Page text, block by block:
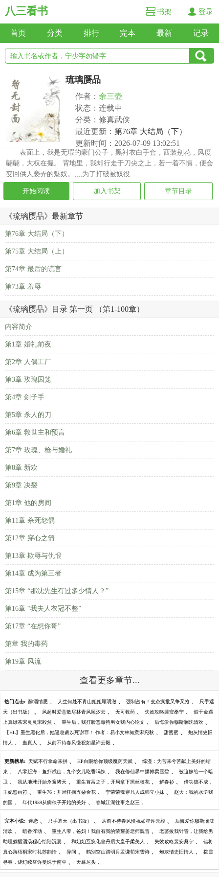
八三看书 书架 登录
首页 分类 排行 完本 最新 记录
琉璃赝品
作者： 余三壶
状态：连载中
分类：修真武侠
最近更新： 第76章 大结局（下）
更新时间：2026-07-09 13:02:51
表面上，我是无瑕的豪门公子，黑衬衣白手套，西装别花，风度
翩翩，大权在握。 背地里，我却行走于刀尖之上，若一着不慎，便会
变回供人亵弄的魅奴。;;;;为了打破被奴役...
开始阅读 加入书架 章节目录
《琉璃赝品》最新章节
第76章 大结局（下）
第75章 大结局（上）
第74章 最后的谎言
第73章 羞辱
《琉璃赝品》目录 第一页 （第1-100章）
内容简介
第1章 婚礼前夜
第2章 人偶工厂
第3章 玫瑰囚笼
第4章 刽子手
第5章 杀人的刀
第6章 救世主和预言
第7章 玫瑰、枪与婚礼
第8章 新欢
第9章 决裂
第1章 他的房间
第11章 杀死怨偶
第12章 穿心之箭
第13章 欺辱与仇恨
第14章 成为第三者
第15章 “那沈先生有过多少情人？”
第16章 “我夫人衣冠不整”
第17章 “在想你哥”
第章 我的毒药
第19章 风流
查看更多章节...
热门点击: 醉酒情思 、 人生何处不青山姐姐顾明澈 、 强制占有！变态疯批又争又抢 、 只手遮
天（出书版） 、 风起时爱意散尽林青风顾汐云 、 无可救药 、 失效攻略裴安桑宁 、 假千金遇
上真绿茶宋灵灵宋毅然 、 重生后，我打脸恶毒狗男女我内心论文 、 后悔爱你穆斯澜沈清欢 、
【HL】重生黑化后，她逼总裁以死谢罪！ 作者：易小文林知意宋宛秋 、 甜蜜蜜 、 炮灰情史旧
情人 、 蛊真人 、 从前不待春风慢祝如星许云毅 、
更新榜单: 天赋不行拿命来拼 、 HP白眼给你顶级魔药天赋 、 综漫：为苦来兮苦献上美好的结
束 、 八零赶海：鱼虾成山，九个女儿吃香喝辣 、 我在修仙界中摆摊卖雪碧 、 被迫嫁给一个暗
卫 、 我从地球开始杀遍诸天 、 重生首富之子，开局拿下黑丝校花 、 解春衫 、 借功德不成，
王妃怒画符 、 重生76：开局狂摘五朵金花 、 宁荣荣魂穿凡人成韩立小妹 、 赵大：我的水浒我
的国 、 年代1959从病秧子开始的美好 、 春城江湖往事之赵三 、
完本小说: 迷恋 、 只手遮天（出书版） 、 从前不待春风慢祝如星许云毅 、 后悔爱你穆斯澜沈
清欢 、 暗香浮动 、 重生八零，爸妈！我自有我的荣耀姜老师魏杳 、 老婆拔我针管，让我给男
助理煮醒酒汤程心怡陆沉宴 、 和姐姐互换化兽丹后大皇子柔美人 、 失效攻略裴安桑宁 、 错将
真心落梧桐宋时礼苏韵怡 、 异间 、 鹤别空山踏明月孟谦荀宋雪诗 、 炮灰情史旧情人 、 拨雪
寻春，烧灯续昼许曼珠于南尘 、 天幕尽头 、